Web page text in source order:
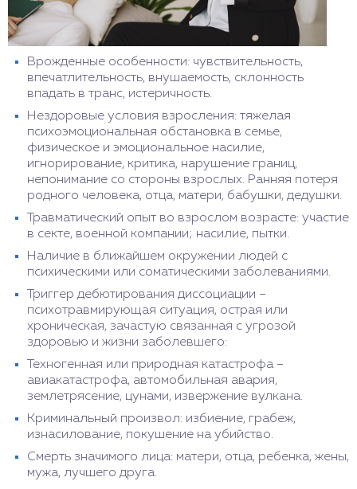
Врожденные особенности: чувствительность,
впечатлительность, внушаемость, склонность
впадать в транс, истеричность.
Нездоровые условия взросления: тяжелая
психоэмоциональная обстановка в семье,
физическое и эмоциональное насилие,
игнорирование, критика, нарушение границ,
непонимание со стороны взрослых. Ранняя потеря
родного человека, отца, матери, бабушки, дедушки.
Травматический опыт во взрослом возрасте: участие
в секте, военной компании; насилие, пытки.
Наличие в ближайшем окружении людей с
психическими или соматическими заболеваниями.
Триггер дебютирования диссоциации –
психотравмирующая ситуация, острая или
хроническая, зачастую связанная с угрозой
здоровью и жизни заболевшего:
Техногенная или природная катастрофа –
авиакатастрофа, автомобильная авария,
землетрясение, цунами, извержение вулкана.
Криминальный произвол: избиение, грабеж,
изнасилование, покушение на убийство.
Смерть значимого лица: матери, отца, ребенка, жены,
мужа, лучшего друга.